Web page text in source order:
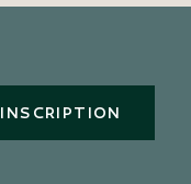
INSCRIPTION